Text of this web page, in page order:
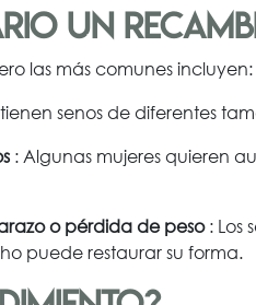
un
las más comunes incluyen:
senos de diferentes
: Algunas mujeres quieren
o pérdida de peso: Los
puede restaurar su forma.